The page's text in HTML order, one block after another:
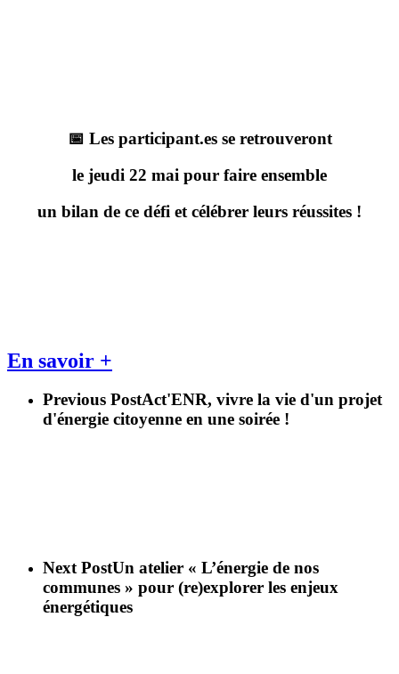
📅 Les participant.es se retrouveront
le jeudi 22 mai pour faire ensemble
un bilan de ce défi et célébrer leurs réussites !
En savoir +
Previous PostAct'ENR, vivre la vie d'un projet
d'énergie citoyenne en une soirée !
Next PostUn atelier « L’énergie de nos
communes » pour (re)explorer les enjeux
énergétiques